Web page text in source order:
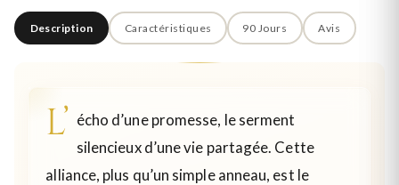
Description Caractéristiques 90 Jours Avis
L’ écho d’une promesse, le serment
silencieux d’une vie partagée. Cette
alliance, plus qu’un simple anneau, est le